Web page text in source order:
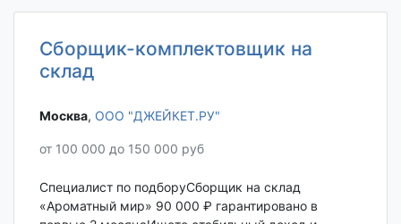
Сборщик-комплектовщик на
склад
Москва‎, ООО "ДЖЕЙКЕТ.РУ"
от 100 000 до 150 000 руб
Специалист по подборуСборщик на склад
«Ароматный мир» 90 000 ₽ гарантировано в